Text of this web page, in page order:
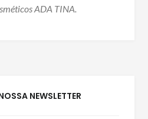
ADA TINA.
NEWSLETTER